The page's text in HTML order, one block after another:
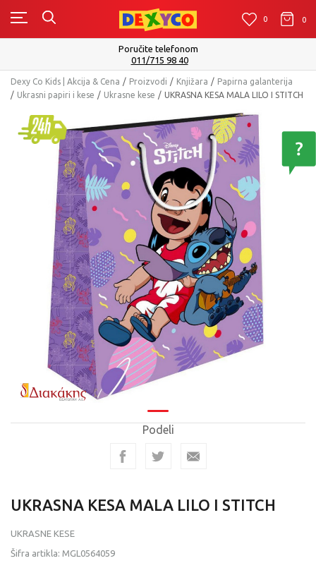
0 0 0
Poručite telefonom
011/715 98 40
Dexy Co Kids | Akcija & Cena Proizvodi Knjižara
Papirna galanterija
Ukrasni papiri i kese
Ukrasne kese UKRASNA KESA MALA LILO I STITCH
Podeli
UKRASNA KESA MALA LILO I STITCH
UKRASNE KESE
Šifra artikla: MGL0564059